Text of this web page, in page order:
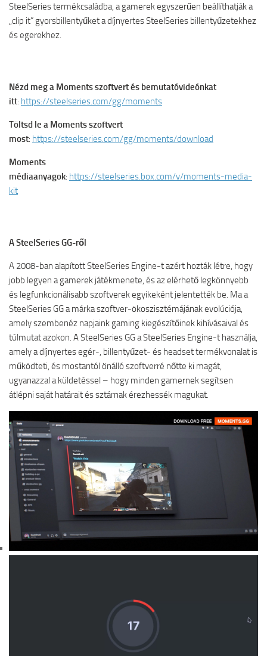
SteelSeries termékcsaládba, a gamerek egyszerűen beállíthatják a
„clip it” gyorsbillentyűket a díjnyertes SteelSeries billentyűzetekhez
és egerekhez.
Nézd meg a Moments szoftvert és bemutatóvideónkat
itt: https://steelseries.com/gg/moments
Töltsd le a Moments szoftvert
most: https://steelseries.com/gg/moments/download
Moments
médiaanyagok: https://steelseries.box.com/v/moments-media-
kit
A SteelSeries GG-ről
A 2008-ban alapított SteelSeries Engine-t azért hozták létre, hogy
jobb legyen a gamerek játékmenete, és az elérhető legkönnyebb
és legfunkcionálisabb szoftverek egyikeként jelentették be. Ma a
SteelSeries GG a márka szoftver-ökoszisztémájának evolúciója,
amely szembenéz napjaink gaming kiegészítőinek kihívásaival és
túlmutat azokon. A SteelSeries GG a SteelSeries Engine-t használja,
amely a díjnyertes egér-, billentyűzet- és headset termékvonalat is
működteti, és mostantól önálló szoftverré nőtte ki magát,
ugyanazzal a küldetéssel – hogy minden gamernek segítsen
átlépni saját határait és sztárnak érezhessék magukat.